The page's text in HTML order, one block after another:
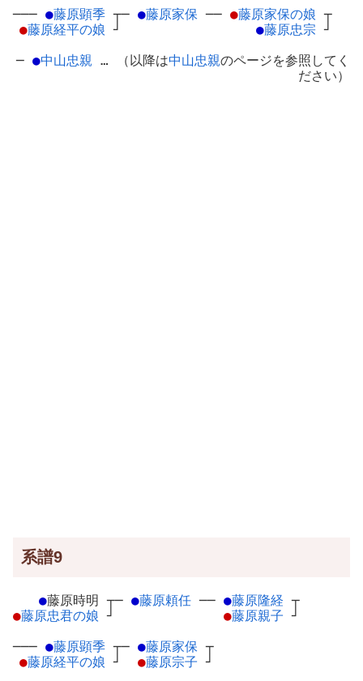
─── ●藤原顕季 ┬
●藤原経平の娘 ┘
─ ●藤原家保 ── ●藤原家保の娘 ┬
●藤原忠宗 ┘
─ ●中山忠親 … （以降は中山忠親のページを参照してく
ださい）
系譜9
●藤原時明 ┬
●藤原忠君の娘 ┘
─ ●藤原頼任 ── ●藤原隆経 ┬
●藤原親子 ┘
─── ●藤原顕季 ┬
●藤原経平の娘 ┘
─ ●藤原家保 ┬
●藤原宗子 ┘